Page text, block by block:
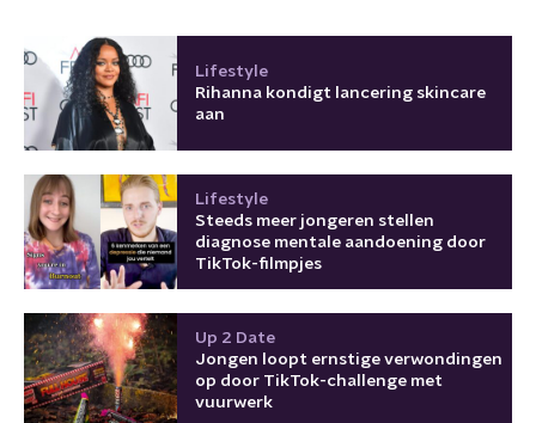
Lifestyle
Rihanna kondigt lancering skincare
aan
Lifestyle
Steeds meer jongeren stellen
diagnose mentale aandoening door
TikTok-filmpjes
Up 2 Date
Jongen loopt ernstige verwondingen
op door TikTok-challenge met
vuurwerk